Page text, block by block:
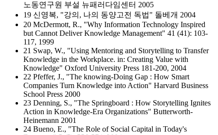
노동연구원 부설 뉴패러다임센터 2005
19 신영복, "강의, 나의 동양고전 독법" 돌베개 2004
20 McDermott, R., "Why Information Technology Inspired
but Cannot Deliver Knowledge Management" 41 (41): 103-
117, 1999
21 Swap, W., "Using Mentoring and Storytelling to Transfer
Knowledge in the Workplace. in: Creating Value with
Knowledge" Oxford University Press 181-200, 2004
22 Pfeffer, J., "The knowing-Doing Gap : How Smart
Companies Turn Knowledge into Action" Harvard Business
School Press 2000
23 Denning, S., "The Springboard : How Storytelling Ignites
Action in Knowledge-Era Organizations" Butterworth-
Heinemann 2001
24 Bueno, E., "The Role of Social Capital in Today's